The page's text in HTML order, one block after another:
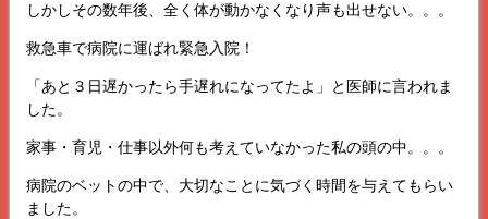
しかしその数年後、全く体が動かなくなり声も出せない。。。
救急車で病院に運ばれ緊急入院！
「あと３日遅かったら手遅れになってたよ」と医師に言われま
した。
家事・育児・仕事以外何も考えていなかった私の頭の中。。。
病院のベットの中で、大切なことに気づく時間を与えてもらい
ました。